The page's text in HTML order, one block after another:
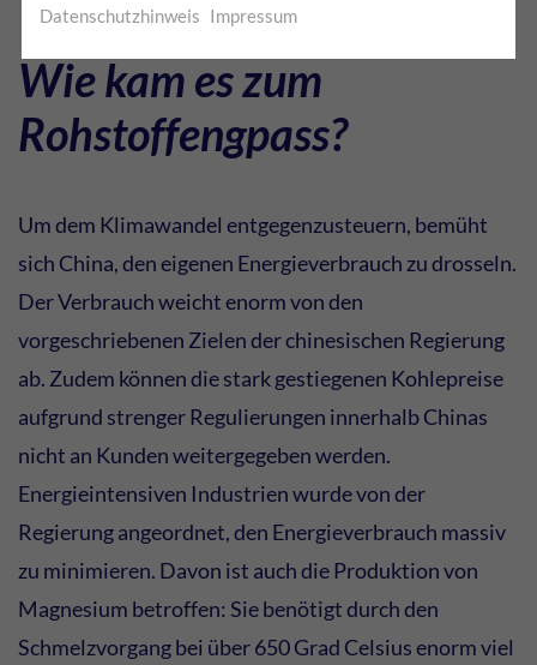
Wie kam es zum
Rohstoffengpass?
Um dem Klimawandel entgegenzusteuern, bemüht
sich China, den eigenen Energieverbrauch zu drosseln.
Der Verbrauch weicht enorm von den
vorgeschriebenen Zielen der chinesischen Regierung
ab. Zudem können die stark gestiegenen Kohlepreise
aufgrund strenger Regulierungen innerhalb Chinas
nicht an Kunden weitergegeben werden.
Energieintensiven Industrien wurde von der
Regierung angeordnet, den Energieverbrauch massiv
zu minimieren. Davon ist auch die Produktion von
Magnesium betroffen: Sie benötigt durch den
Schmelzvorgang bei über 650 Grad Celsius enorm viel
Datenschutzhinweis Impressum